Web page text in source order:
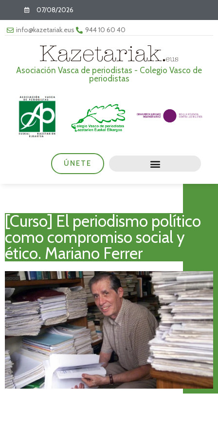
07/08/2026
info@kazetariak.eus 944 10 60 40
Asociación Vasca de periodistas - Colegio Vasco de
periodistas
ÚNETE
[Curso] El periodismo político
como compromiso social y
ético. Mariano Ferrer